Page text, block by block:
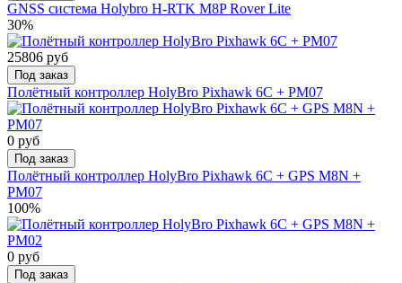
GNSS система Holybro H-RTK M8P Rover Lite
30%
25806 руб
Под заказ
Полётный контроллер HolyBro Pixhawk 6C + PM07
0 руб
Под заказ
Полётный контроллер HolyBro Pixhawk 6C + GPS M8N +
PM07
100%
0 руб
Под заказ